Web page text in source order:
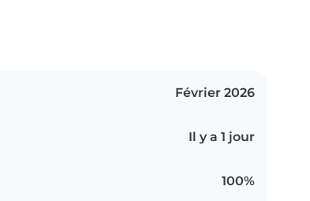
Février 2026
Il y a 1 jour
100%